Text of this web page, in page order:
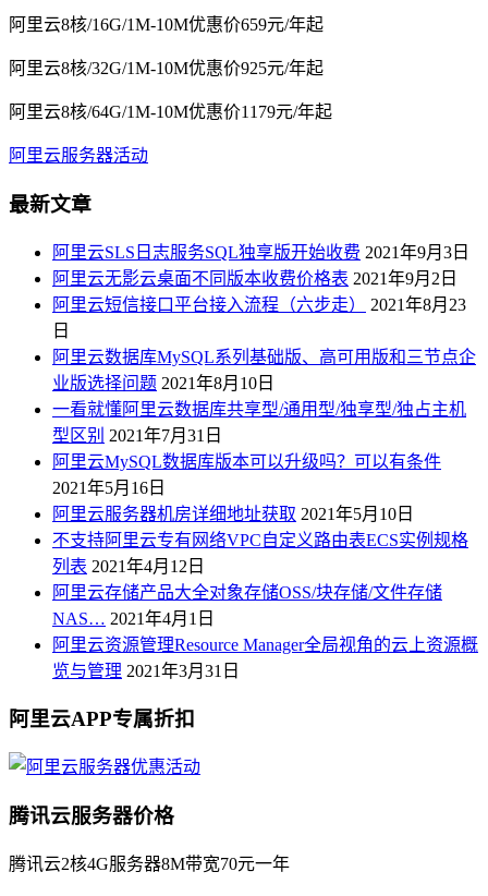
阿里云8核/16G/1M-10M优惠价659元/年起
阿里云8核/32G/1M-10M优惠价925元/年起
阿里云8核/64G/1M-10M优惠价1179元/年起
阿里云服务器活动
最新文章
阿里云SLS日志服务SQL独享版开始收费 2021年9月3日
阿里云无影云桌面不同版本收费价格表 2021年9月2日
阿里云短信接口平台接入流程（六步走）
2021年8月23
日
阿里云数据库MySQL系列基础版、高可用版和三节点企
业版选择问题 2021年8月10日
一看就懂阿里云数据库共享型/通用型/独享型/独占主机
型区别 2021年7月31日
阿里云MySQL数据库版本可以升级吗？可以有条件
2021年5月16日
阿里云服务器机房详细地址获取 2021年5月10日
不支持阿里云专有网络VPC自定义路由表ECS实例规格
列表 2021年4月12日
阿里云存储产品大全对象存储OSS/块存储/文件存储
NAS… 2021年4月1日
阿里云资源管理Resource Manager全局视角的云上资源概
览与管理 2021年3月31日
阿里云APP专属折扣
腾讯云服务器价格
腾讯云2核4G服务器8M带宽70元一年